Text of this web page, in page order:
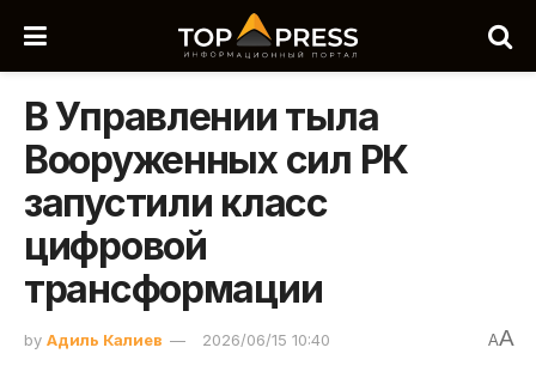
В Управлении тыла
Вооруженных сил РК
запустили класс
цифровой
трансформации
by Адиль Калиев 2026/06/15 10:40 AA